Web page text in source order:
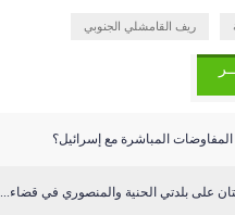
ريف القامشلي الجنوبي
المباشرة مع إسرائيل؟
على بلدتي الحنية والمنصوري في قضاء...